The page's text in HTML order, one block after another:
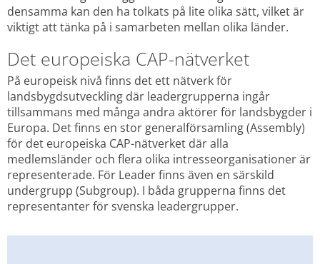
densamma kan den ha tolkats på lite olika sätt, vilket är
viktigt att tänka på i samarbeten mellan olika länder.
Det europeiska CAP-nätverket
På europeisk nivå finns det ett nätverk för
landsbygdsutveckling där leadergrupperna ingår
tillsammans med många andra aktörer för landsbygder i
Europa. Det finns en stor generalförsamling (Assembly)
för det europeiska CAP-nätverket där alla
medlemsländer och flera olika intresseorganisationer är
representerade. För Leader finns även en särskild
undergrupp (Subgroup). I båda grupperna finns det
representanter för svenska leadergrupper.